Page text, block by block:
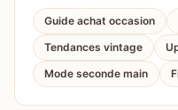
Guide achat occasion
Tendances vintage
Mode seconde main